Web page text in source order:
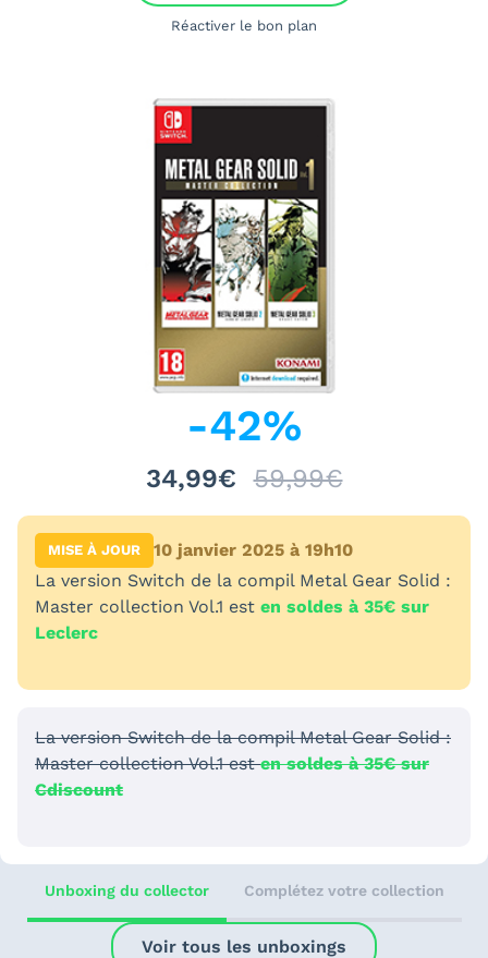
Réactiver le bon plan
-42%
34,99€ 59,99€
MISE À JOUR
10 janvier 2025 à 19h10
La version Switch de la compil Metal Gear Solid :
Master collection Vol.1 est en soldes à 35€ sur
Leclerc
La version Switch de la compil Metal Gear Solid :
Master collection Vol.1 esten soldes à 35€ sur
Cdiscount
Unboxing du collector Complétez votre collection
Voir tous les unboxings